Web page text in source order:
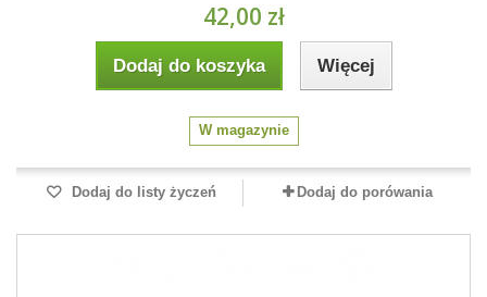
42,00 zł
Dodaj do koszyka Więcej
W magazynie
Dodaj do listy życzeń Dodaj do porówania